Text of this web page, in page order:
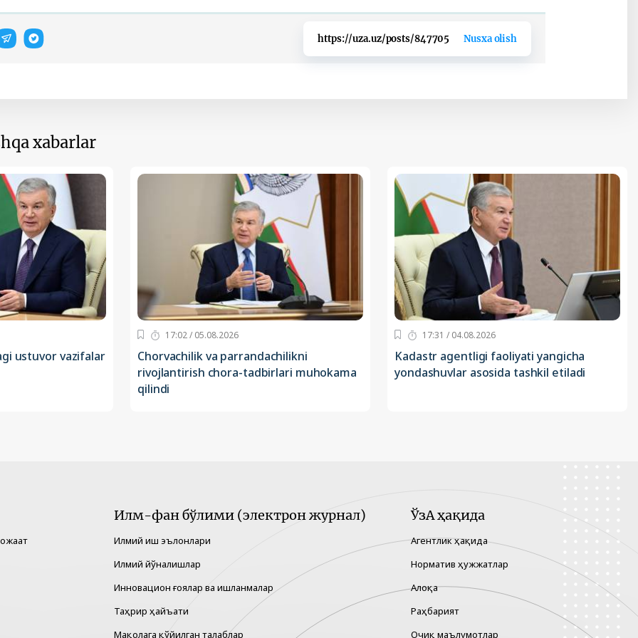
https://uza.uz/posts/847705 Nusxa olish
xabarlar
ustuvor vazifalar
17:02 / 05.08.2026
Chorvachilik va parrandachilikni
rivojlantirish chora-tadbirlari muhokama
qilindi
17:31 / 04.08.2026
Kadastr agentligi faoliyati yangicha
yondashuvlar asosida tashkil etiladi
Илм-фан бўлими (электрон журнал)
Илмий иш эълонлари
Илмий йўналишлар
Инновацион ғоялар ва ишланмалар
Таҳрир ҳайъати
Мақолага қўйилган талаблар
ЎзА ҳақида
Агентлик ҳақида
Норматив ҳужжатлар
Алоқа
Раҳбарият
Очиқ маълумотлар